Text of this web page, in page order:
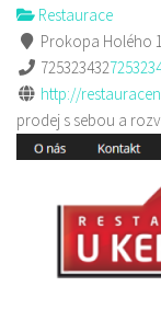
Restaurace
Prokopa Holého
725323432
http://
prodej s sebou a